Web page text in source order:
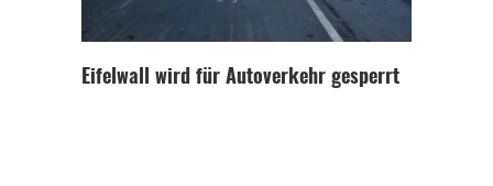
Eifelwall wird für Autoverkehr gesperrt